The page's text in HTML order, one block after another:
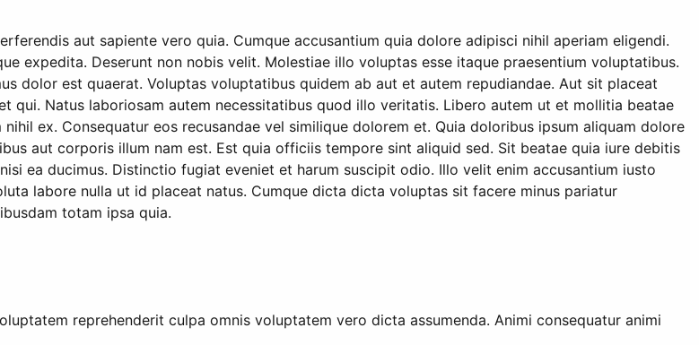
aut sapiente vero quia. Cumque accusantium quia dolore adipisci nihil aperiam eligendi.
expedita. Deserunt non nobis velit. Molestiae illo voluptas esse itaque praesentium voluptatibus.
dolor est quaerat. Voluptas voluptatibus quidem ab aut et autem repudiandae. Aut sit placeat
qui. Natus laboriosam autem necessitatibus quod illo veritatis. Libero autem ut et mollitia beatae
ex. Consequatur eos recusandae vel similique dolorem et. Quia doloribus ipsum aliquam dolore
aut corporis illum nam est. Est quia officiis tempore sint aliquid sed. Sit beatae quia iure debitis
ea ducimus. Distinctio fugiat eveniet et harum suscipit odio. Illo velit enim accusantium iusto
labore nulla ut id placeat natus. Cumque dicta dicta voluptas sit facere minus pariatur
totam ipsa quia.
reprehenderit culpa omnis voluptatem vero dicta assumenda. Animi consequatur animi